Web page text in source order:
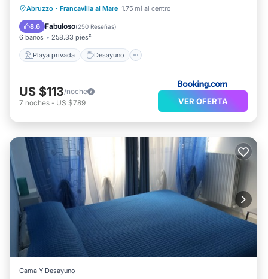
Abruzzo · Francavilla al Mare 1.75 mi al centro
8.6 Fabuloso(250 Reseñas)
6 baños 258.33 pies²
Playa privada Desayuno
Playa privada
Desayuno
Aparcamiento
US $113/noche
7 noches - US $789 VER OFERTA
Cama Y Desayuno